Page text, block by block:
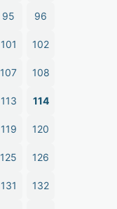
95 96
101 102
107 108
113 114
119 120
125 126
131 132